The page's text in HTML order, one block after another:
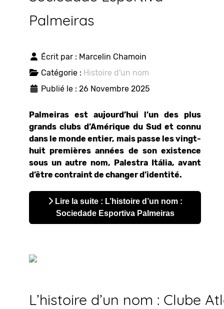
Palmeiras
Écrit par : Marcelin Chamoin
Catégorie : Histoire d'un nom
Publié le : 26 Novembre 2025
Palmeiras est aujourd’hui l’un des plus
grands clubs d’Amérique du Sud et connu
dans le monde entier, mais passe les vingt-
huit premières années de son existence
sous un autre nom, Palestra Itália, avant
d’être contraint de changer d’identité.
Lire la suite : L’histoire d’un nom :
Sociedade Esportiva Palmeiras
L’histoire d’un nom : Clube